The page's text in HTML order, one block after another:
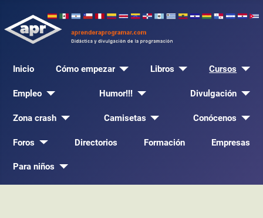
Inicio Cómo empezar Libros Cursos
Empleo Humor!!! Divulgación
Zona crash Camisetas Conócenos
Foros Directorios Formación Empresas
Para niños